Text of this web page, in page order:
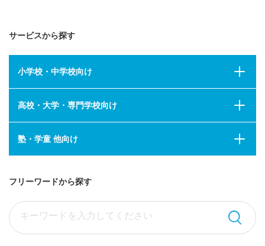
サービスから探す
小学校・中学校向け
高校・大学・専門学校向け
塾・学童 他向け
フリーワードから探す